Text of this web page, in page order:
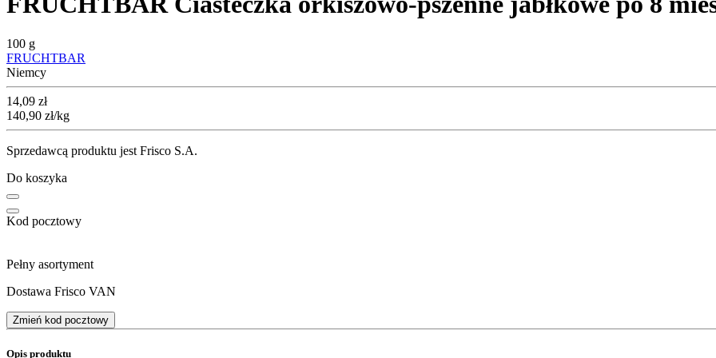
100 g
FRUCHTBAR
Niemcy
Cena
14,09 zł
140,90 zł/kg
Sprzedawcą produktu jest Frisco S.A.
Do koszyka
Kod pocztowy
Pełny asortyment
Dostawa Frisco VAN
Zmień kod pocztowy
Opis produktu